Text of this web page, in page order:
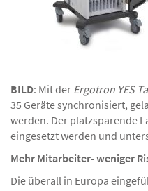
BILD: Mit der Ergotron YES
35 Geräte synchronisiert,
werden. Der platzsparende
eingesetzt werden und
Mehr Mitarbeiter- weniger
Die überall in Europa